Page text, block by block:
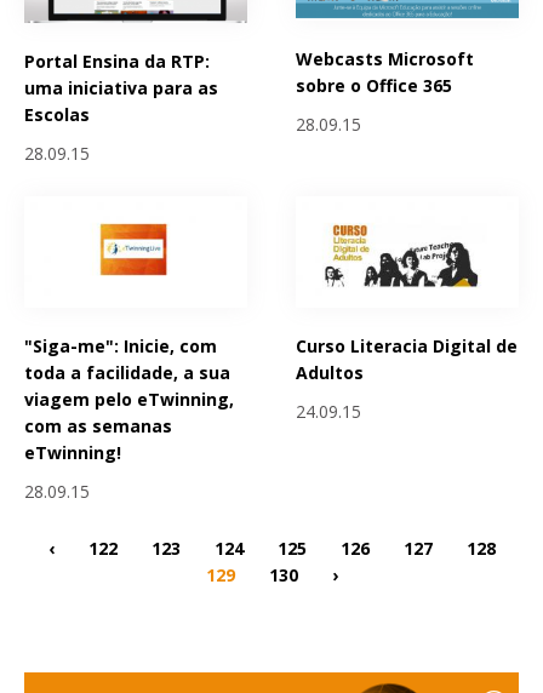
Portal Ensina da RTP:
uma iniciativa para as
Escolas
28.09.15
Webcasts Microsoft
sobre o Office 365
28.09.15
"Siga-me": Inicie, com
toda a facilidade, a sua
viagem pelo eTwinning,
com as semanas
eTwinning!
28.09.15
Curso Literacia Digital de
Adultos
24.09.15
‹ 122 123 124 125 126 127
128
129
130 ›